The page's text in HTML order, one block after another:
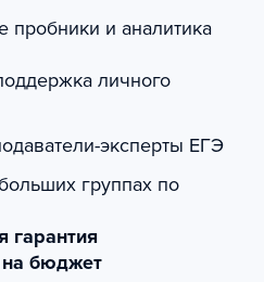
и аналитика
личного
эксперты ЕГЭ
группах по
гарантия
на бюджет